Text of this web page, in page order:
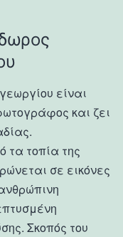
είναι
και ζει
τα τοπία της
σε εικόνες
Σκοπός του